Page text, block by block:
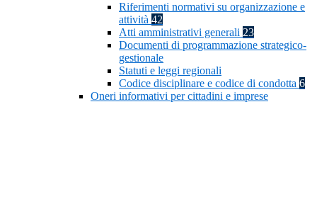
Riferimenti normativi su organizzazione e
attività 42
Atti amministrativi generali 23
Documenti di programmazione strategico-
gestionale
Statuti e leggi regionali
Codice disciplinare e codice di condotta 6
Oneri informativi per cittadini e imprese